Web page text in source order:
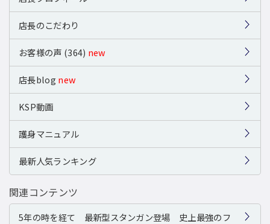
店長のこだわり
お客様の声 (364) new
店長blog new
KSP動画
護身マニュアル
最新人気ランキング
関連コンテンツ
5年の時を経て 最新型スタンガン登場 史上最強のフ